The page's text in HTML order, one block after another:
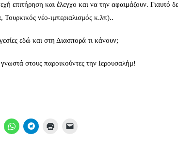
επιτήρηση και έλεγχο και να την αφαιμάζουν. Γιαυτό
νέο-ιμπεριαλισμός κ.λπ)..
εδώ και στη Διασπορά τι κάνουν;
στους παροικούντες την Ιερουσαλήμ!